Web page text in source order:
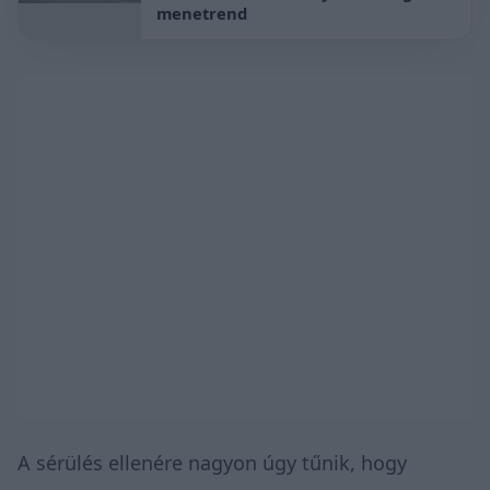
menetrend
A sérülés ellenére nagyon úgy tűnik, hogy